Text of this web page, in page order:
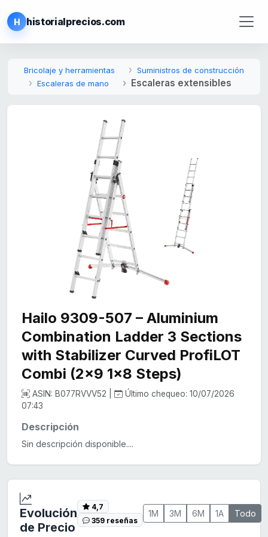
H historialprecios.com
Bricolaje y herramientas
Suministros de construcción
Escaleras de mano
Escaleras extensibles
Hailo 9309-507 – Aluminium
Combination Ladder 3 Sections
with Stabilizer Curved ProfiLOT
Combi (2x9 1x8 Steps)
ASIN: B077RVVV52 |
Último chequeo: 10/07/2026
07:43
Descripción
Sin descripción disponible....
Evolución
de Precio
4,7
359 reseñas
1M 3M 6M 1A Todo